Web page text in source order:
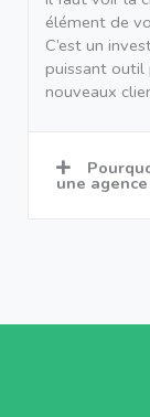
élément de
C’est un
puissant outil
nouveaux
une